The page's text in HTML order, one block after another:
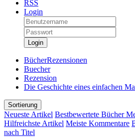
RSS
Login
Login
BücherRezensionen
Buecher
Rezension
Die Geschichte eines einfachen
Sortierung
Neueste Artikel Bestbewertete Bücher
Hilfreichste Artikel Meiste Kommentare
nach Titel